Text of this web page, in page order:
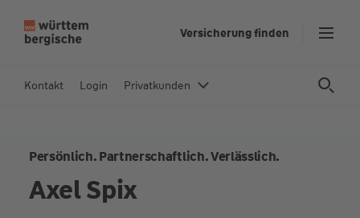
In
Versicherung finden
Kontakt Login Privatkunden
Persönlich. Partnerschaftlich. Verlässlich.
Axel Spix